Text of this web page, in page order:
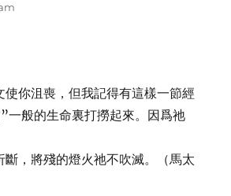
使你沮喪，但我記得有這樣一節經
一般的生命裏打撈起來。因爲祂
斷，將殘的燈火祂不吹滅。（馬太